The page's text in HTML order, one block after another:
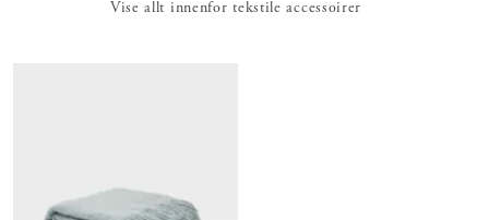
Vise allt innenfor tekstile accessoirer